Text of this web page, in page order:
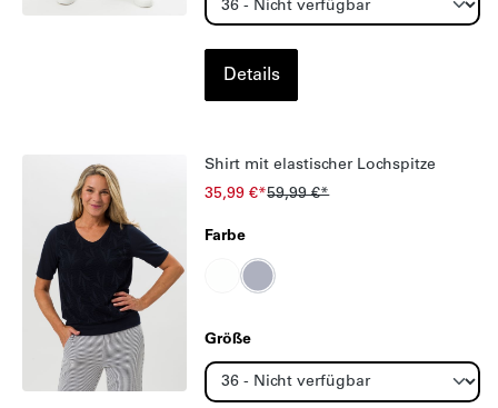
Details
Shirt mit elastischer Lochspitze
35,99 €*59,99 €*
Farbe
Größe